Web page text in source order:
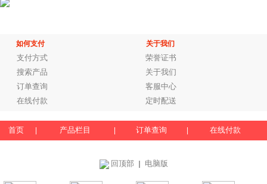
如何支付 关于我们
支付方式
荣誉证书
搜索产品
关于我们
订单查询
客服中心
在线付款
定时配送
首页 产品栏目 订单查询 在线付款
回顶部 电脑版